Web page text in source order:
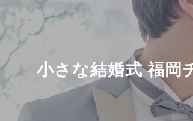
小さな結婚式 福岡